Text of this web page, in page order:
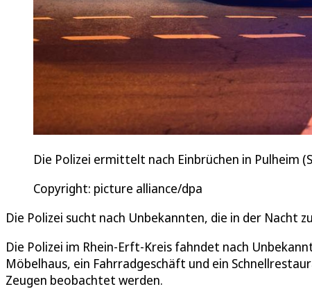
Die Polizei ermittelt nach Einbrüchen in Pulheim
Copyright: picture alliance/dpa
Die Polizei sucht nach Unbekannten, die in der Nacht
Die Polizei im Rhein-Erft-Kreis fahndet nach
Möbelhaus, ein Fahrradgeschäft und ein
Zeugen beobachtet werden.